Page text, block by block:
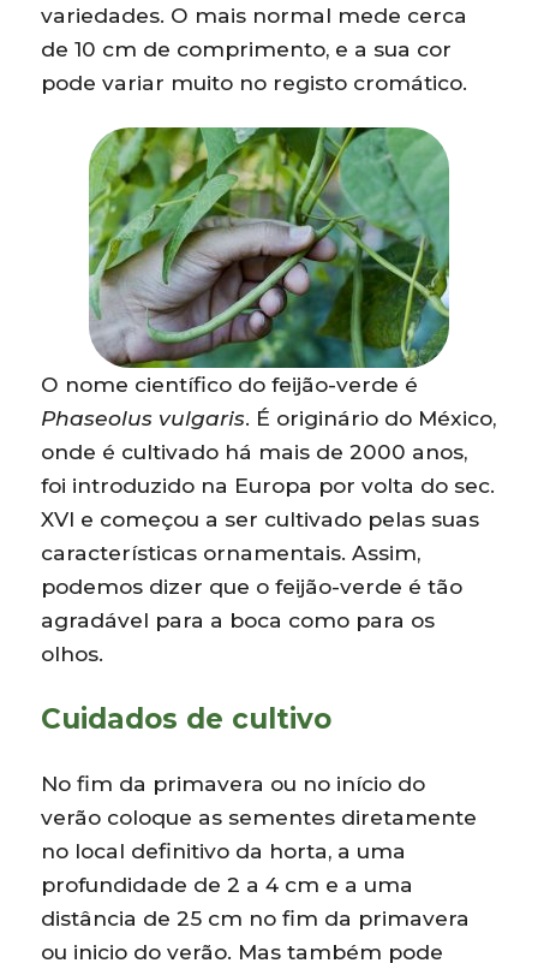
variedades. O mais normal mede cerca
de 10 cm de comprimento, e a sua cor
pode variar muito no registo cromático.
O nome científico do feijão-verde é
Phaseolus vulgaris. É originário do México,
onde é cultivado há mais de 2000 anos,
foi introduzido na Europa por volta do sec.
XVI e começou a ser cultivado pelas suas
características ornamentais. Assim,
podemos dizer que o feijão-verde é tão
agradável para a boca como para os
olhos.
Cuidados de cultivo
No fim da primavera ou no início do
verão coloque as sementes diretamente
no local definitivo da horta, a uma
profundidade de 2 a 4 cm e a uma
distância de 25 cm no fim da primavera
ou inicio do verão. Mas também pode